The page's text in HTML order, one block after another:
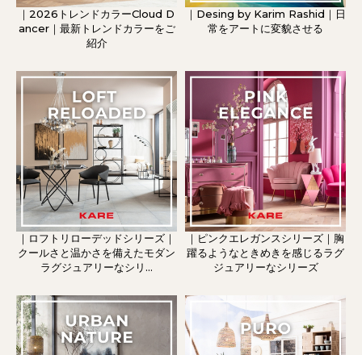
｜2026トレンドカラーCloud D
ancer｜最新トレンドカラーをご
紹介
｜Desing by Karim Rashid｜日
常をアートに変貌させる
｜ロフトリローデッドシリーズ｜
クールさと温かさを備えたモダン
ラグジュアリーなシリ...
｜ピンクエレガンスシリーズ｜胸
躍るようなときめきを感じるラグ
ジュアリーなシリーズ